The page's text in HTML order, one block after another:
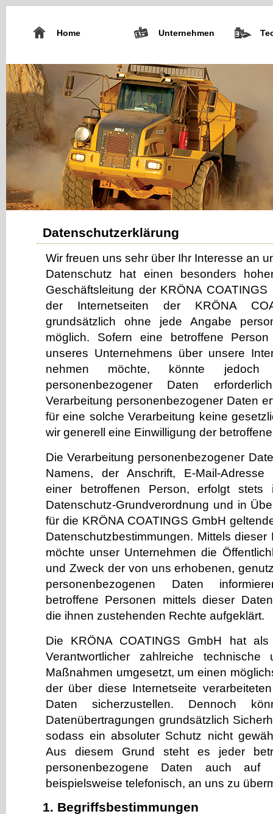
Home Unternehmen
Datenschutzerklärung
Wir freuen uns sehr über Ihr Interesse an
Datenschutz hat einen besonders
Geschäftsleitung der KRÖNA
der Internetseiten der KRÖNA
grundsätzlich ohne jede Angabe
möglich. Sofern eine betroffene
unseres Unternehmens über unsere
nehmen möchte, könnte jedoch
personenbezogener Daten
Verarbeitung personenbezogener Daten
für eine solche Verarbeitung keine
wir generell eine Einwilligung der
Die Verarbeitung personenbezogener
Namens, der Anschrift, E-Mail-Adresse
einer betroffenen Person, erfolgt
Datenschutz-Grundverordnung und in
für die KRÖNA COATINGS GmbH
Datenschutzbestimmungen. Mittels dieser
möchte unser Unternehmen die
und Zweck der von uns erhobenen,
personenbezogenen Daten
betroffene Personen mittels dieser
die ihnen zustehenden Rechte aufgeklärt.
Die KRÖNA COATINGS GmbH hat
Verantwortlicher zahlreiche technische
Maßnahmen umgesetzt, um einen
der über diese Internetseite
Daten sicherzustellen. Dennoch
Datenübertragungen grundsätzlich
sodass ein absoluter Schutz nicht
Aus diesem Grund steht es jeder
personenbezogene Daten auch auf
beispielsweise telefonisch, an uns zu
1. Begriffsbestimmungen